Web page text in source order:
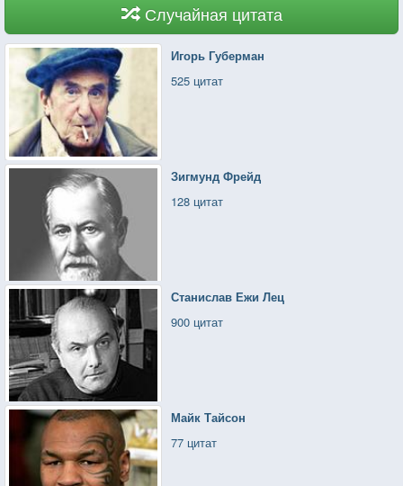
Случайная цитата
Игорь Губерман
525 цитат
Зигмунд Фрейд
128 цитат
Станислав Ежи Лец
900 цитат
Майк Тайсон
77 цитат